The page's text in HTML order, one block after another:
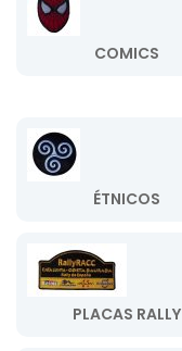
COMICS
ÉTNICOS
PLACAS RALLY